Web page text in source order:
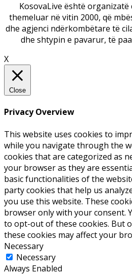
KosovaLive është organizatë
themeluar në vitin 2000, që
dhe agjenci ndërkombëtare të
dhe shtypin e pavarur, të
X
Close
Privacy Overview
This website uses cookies to
while you navigate through the
cookies that are categorized as
your browser as they are
basic functionalities of the
party cookies that help us
you use this website. These
browser only with your consent.
to opt-out of these cookies. But
these cookies may affect your
Necessary
Necessary
Always Enabled